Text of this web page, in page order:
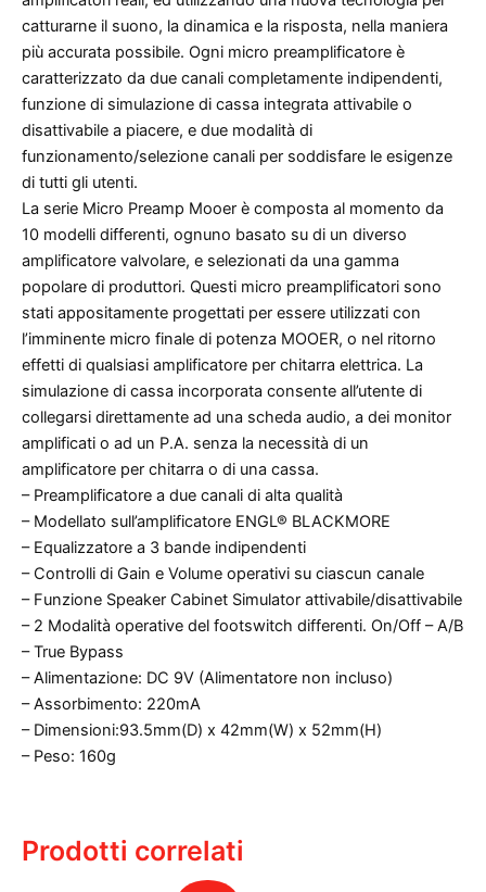
catturarne il suono, la dinamica e la risposta, nella maniera
più accurata possibile. Ogni micro preamplificatore è
caratterizzato da due canali completamente indipendenti,
funzione di simulazione di cassa integrata attivabile o
disattivabile a piacere, e due modalità di
funzionamento/selezione canali per soddisfare le esigenze
di tutti gli utenti.
La serie Micro Preamp Mooer è composta al momento da
10 modelli differenti, ognuno basato su di un diverso
amplificatore valvolare, e selezionati da una gamma
popolare di produttori. Questi micro preamplificatori sono
stati appositamente progettati per essere utilizzati con
l’imminente micro finale di potenza MOOER, o nel ritorno
effetti di qualsiasi amplificatore per chitarra elettrica. La
simulazione di cassa incorporata consente all’utente di
collegarsi direttamente ad una scheda audio, a dei monitor
amplificati o ad un P.A. senza la necessità di un
amplificatore per chitarra o di una cassa.
– Preamplificatore a due canali di alta qualità
– Modellato sull’amplificatore ENGL® BLACKMORE
– Equalizzatore a 3 bande indipendenti
– Controlli di Gain e Volume operativi su ciascun canale
– Funzione Speaker Cabinet Simulator attivabile/disattivabile
– 2 Modalità operative del footswitch differenti. On/Off – A/B
– True Bypass
– Alimentazione: DC 9V (Alimentatore non incluso)
– Assorbimento: 220mA
– Dimensioni:93.5mm(D) x 42mm(W) x 52mm(H)
– Peso: 160g
Prodotti correlati